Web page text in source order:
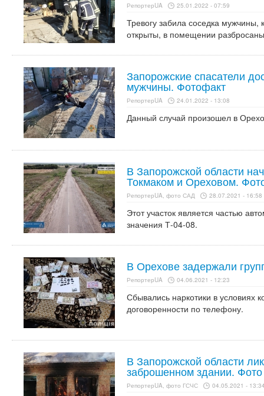
РепортерUA 25.01.2022 - 07:59
Тревогу забила соседка мужчины,
открыты, в помещении
Запорожские спасатели
мужчины. Фотофакт
РепортерUA 24.01.2022 - 13:08
Данный случай произошел в
В Запорожской области
Токмаком и Ореховом.
РепортерUA, фото САД 28.07.2021 - 16:58
Этот участок является частью
значения Т-04-08.
В Орехове задержали
РепортерUA 04.06.2021 - 12:23
Сбывались наркотики в условиях
договоренности по телефону.
В Запорожской области
заброшенном здании. Фото
РепортерUA, фото ГСЧС 04.05.2021 -